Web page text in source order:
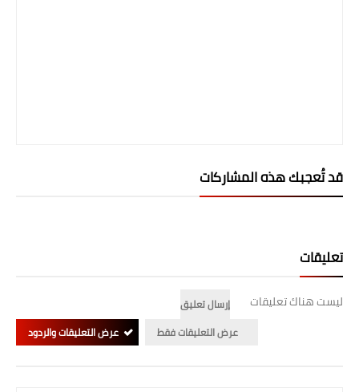
قد تُعجبك هذه المشاركات
تعليقات
ليست هناك تعليقات
إرسال تعليق
عرض التعليقات فقط
عرض التعليقات والردود